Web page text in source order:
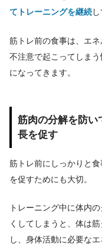
てトレーニングを継続
筋トレ前の食事は、エネ
不注意で起こってしま
になってきます。
筋肉の分解を防い
長を促す
筋トレ前にしっかりと
を促すためにも大切。
トレーニング中に体内
くしてしまうと、体は
し、身体活動に必要な